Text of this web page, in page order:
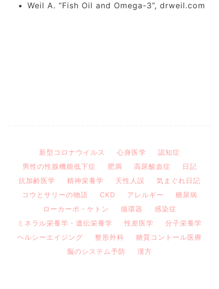
Weil A. “Fish Oil and Omega-3”, drweil.com
新型コロナウイルス 心身医学
認知症
男性の性腺機能低下症
肥満 高尿酸血症
日記
抗加齢医学
精神栄養学 天性人誤
気まぐれ日記
コウとサリーの物語
CKD アレルギー
糖尿病
ローカーボ・ケトン
循環器
感染症
ミネラル栄養学・遺伝栄養学
性差医学
分子栄養学
ヘルシーエイジング
整形外科
糖質コントール医療
脳のシステム予防
漢方